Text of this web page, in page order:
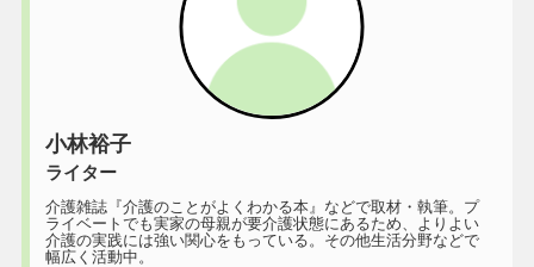
小林裕子
ライター
介護雑誌『介護のことがよくわかる本』などで取材・執筆。プ
ライベートでも実家の母親が要介護状態にあるため、よりよい
介護の実践には強い関心をもっている。その他生活分野などで
幅広く活動中。